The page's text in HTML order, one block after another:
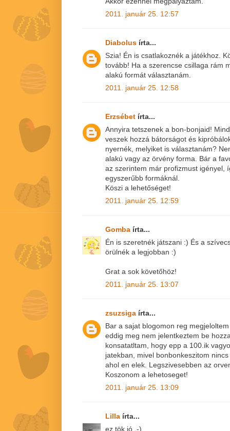
2011. január 25. 12:57
Diabolus írta...
Szia! Én is csatlakoznék a játékhoz.
tovább! Ha a szerencse csillaga rám
alakú formát választanám.
2011. január 25. 12:58
Erzsébet írta...
Annyira tetszenek a bon-bonjaid!
veszek hozzá bátorságot és
nyernék, melyiket is választanám?
alakú vagy az örvény forma. Bár a
az szerintem már profizmust igényel,
egyszerűbb formáknál.
Köszi a lehetőséget!
2011. január 25. 12:59
Gomba írta...
Én is szeretnék játszani :) És a
örülnék a legjobban :)
Grat a sok követőhöz!
2011. január 25. 13:07
zsuzsiga írta...
Bar a sajat blogomon reg
eddig meg nem jelentkeztem be
konsatatltam, hogy epp a 100.ik
jatekban, mivel bonbonkeszitom
ahol en elek. Legszivesebben az
Koszonom a lehetoseget!
2011. január 25. 13:09
Lilla írta...
ez tök jó .-)